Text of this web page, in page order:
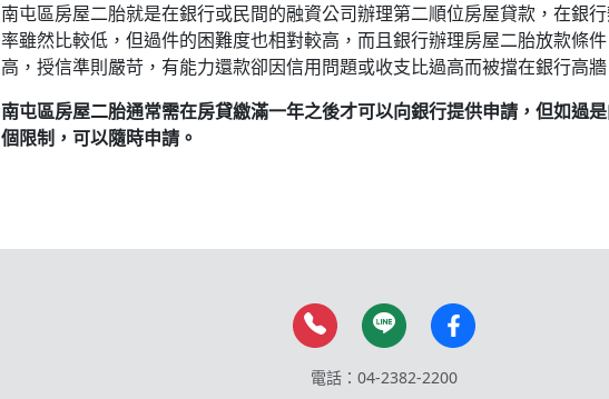
南屯區房屋二胎就是在銀行或民間的融資公司辦理第二順位房屋貸款，在銀
率雖然比較低，但過件的困難度也相對較高，而且銀行辦理房屋二胎放款條
高，授信準則嚴苛，有能力還款卻因信用問題或收支比過高而被擋在銀行高
南屯區房屋二胎通常需在房貸繳滿一年之後才可以向銀行提供申請，但如過
個限制，可以隨時申請。
電話：04-2382-2200